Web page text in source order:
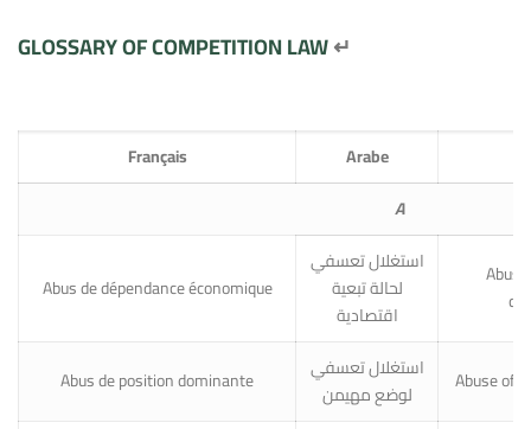
GLOSSARY OF COMPETITION LAW↵
Français Arabe
A
Abus de dépendance économique
استغلال تعسفي
لحالة تبعية
اقتصادية
Abus de position dominante
استغلال تعسفي
لوضع مهيمن
Abuse of